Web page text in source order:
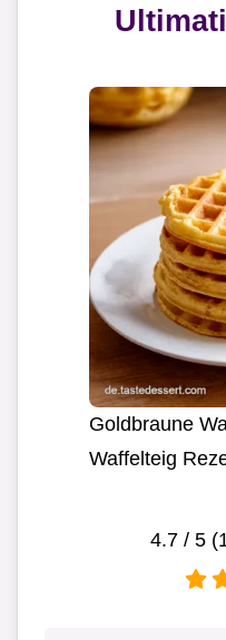
Goldbraune
Waffelteig
4.7 / 5 (